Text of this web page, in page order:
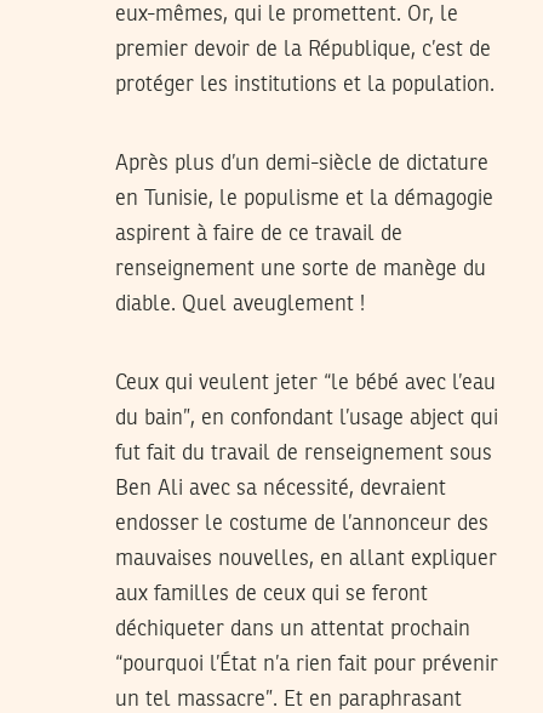
eux-mêmes, qui le promettent. Or, le
premier devoir de la République, c’est de
protéger les institutions et la population.
Après plus d’un demi-siècle de dictature
en Tunisie, le populisme et la démagogie
aspirent à faire de ce travail de
renseignement une sorte de manège du
diable. Quel aveuglement !
Ceux qui veulent jeter “le bébé avec l’eau
du bain”, en confondant l’usage abject qui
fut fait du travail de renseignement sous
Ben Ali avec sa nécessité, devraient
endosser le costume de l’annonceur des
mauvaises nouvelles, en allant expliquer
aux familles de ceux qui se feront
déchiqueter dans un attentat prochain
“pourquoi l’État n’a rien fait pour prévenir
un tel massacre”. Et en paraphrasant